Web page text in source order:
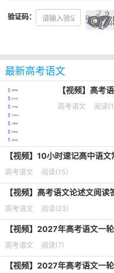
验证码：
最新高考语文
高考语文 阅读
高考语文 阅读(15)
【视频】高考语文论述文阅
高考语文 阅读(23)
高考语文 阅读(7)